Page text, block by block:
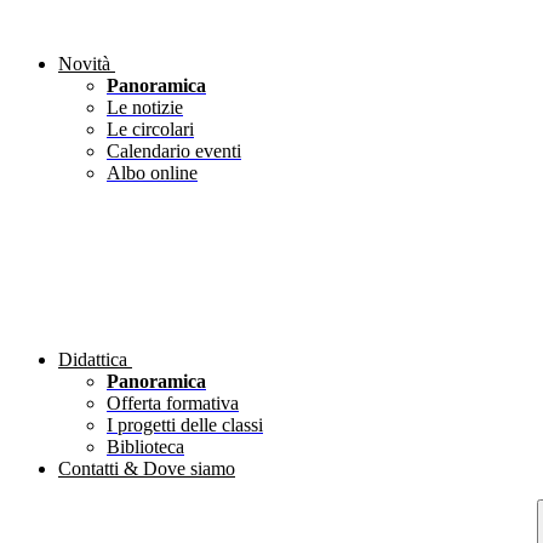
Novità
Panoramica
Le notizie
Le circolari
Calendario eventi
Albo online
Didattica
Panoramica
Offerta formativa
I progetti delle classi
Biblioteca
Contatti & Dove siamo